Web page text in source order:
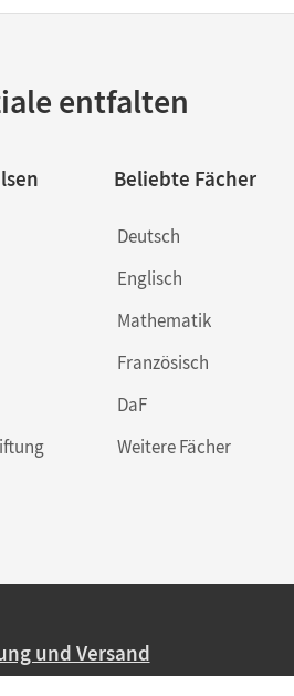
entfalten
Beliebte Fächer
Deutsch
Englisch
Mathematik
Französisch
DaF
Weitere Fächer
und Versand